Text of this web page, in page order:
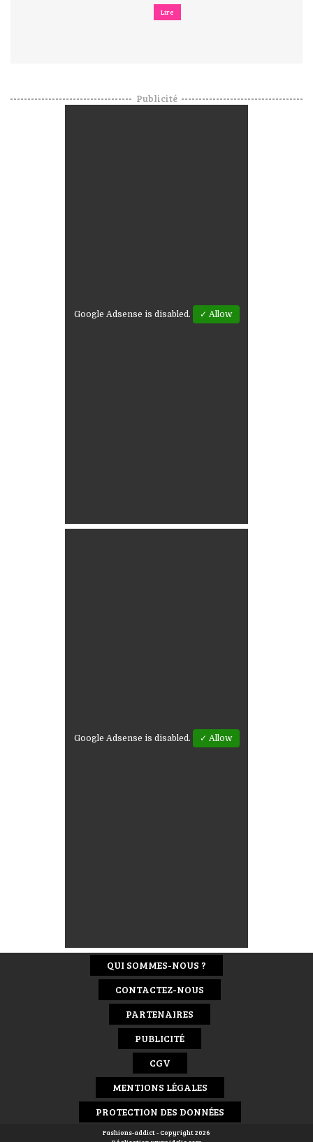
Lire
Publicité
Google Adsense is disabled. ✓ Allow
Google Adsense is disabled. ✓ Allow
QUI SOMMES-NOUS ?
CONTACTEZ-NOUS
PARTENAIRES
PUBLICITÉ
CGV
MENTIONS LÉGALES
PROTECTION DES DONNÉES
Fashions-addict - Copyright 2026